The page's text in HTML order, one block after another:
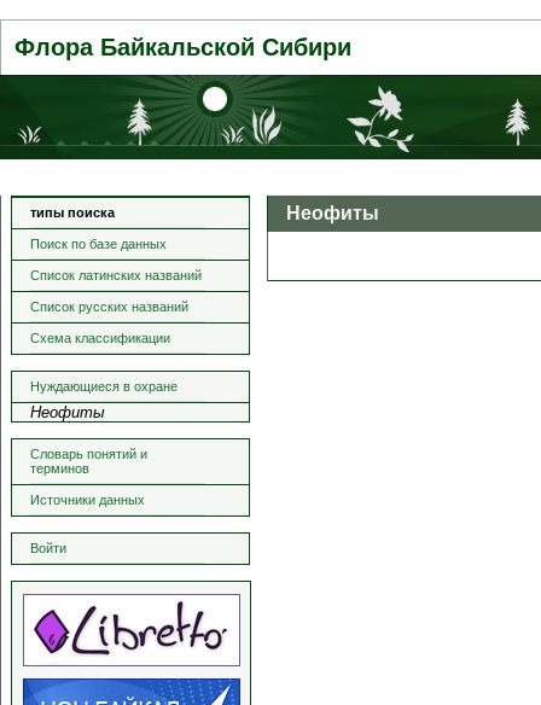
Флора Байкальской Сибири
типы поиска
Поиск по базе данных
Список латинских названий
Список русских названий
Схема классификации
Нуждающиеся в охране
Неофиты
Словарь понятий и
терминов
Источники данных
Войти
Неофиты